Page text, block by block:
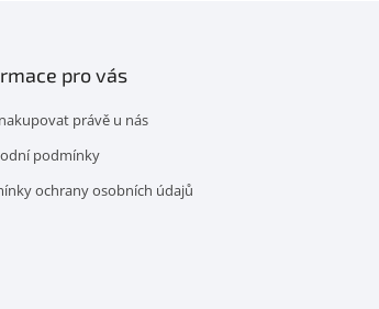
pro vás
právě u nás
podmínky
ochrany osobních údajů